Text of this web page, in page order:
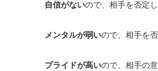
自信がないので、相手を否定
メンタルが弱いので、相手を
プライドが高いので、相手の